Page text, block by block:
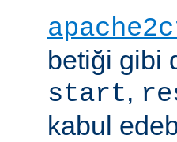
betiği gibi
start,
kabul